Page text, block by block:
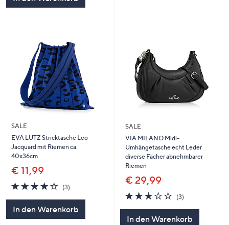
SALE
EVA LUTZ Stricktasche Leo-
Jacquard mit Riemen ca.
40x36cm
€ 11,99
3.7
von
(3)3
In den Warenkorb
SALE
VIA MILANO Midi-
Umhängetasche echt Leder
diverse Fächer abnehmbarer
Riemen
€ 29,99
2.7
von
(3)3
In den Warenkorb